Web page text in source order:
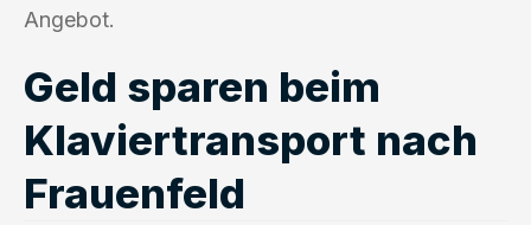
Angebot.
Geld sparen beim
Klaviertransport nach
Frauenfeld